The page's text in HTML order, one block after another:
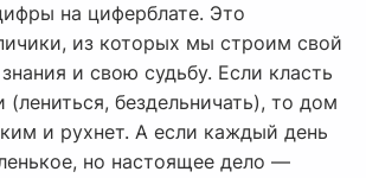
на циферблате. Это
из которых мы строим свой
и свою судьбу. Если класть
(лениться, бездельничать), то дом
и рухнет. А если каждый день
но настоящее дело —